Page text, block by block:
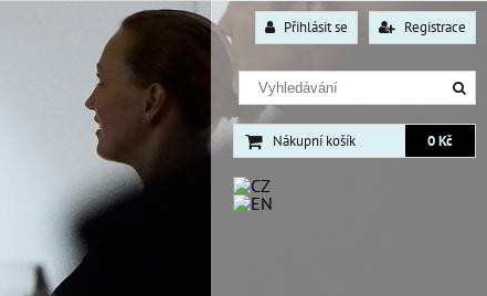
Přihlásit se Registrace
Nákupní košík 0 Kč